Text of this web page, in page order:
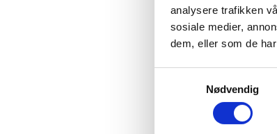
analysere trafikken
sosiale medier,
dem, eller som de
Nødvendig